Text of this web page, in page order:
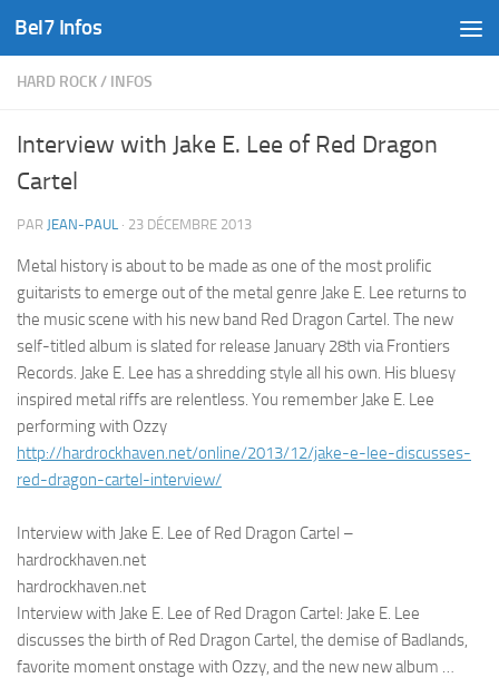
Skip to content
Bel7 Infos
HARD ROCK/ INFOS
Interview with Jake E. Lee of Red Dragon
Cartel
PAR JEAN-PAUL · 23 DÉCEMBRE 2013
Metal history is about to be made as one of the most prolific
guitarists to emerge out of the metal genre Jake E. Lee returns to
the music scene with his new band Red Dragon Cartel. The new
self-titled album is slated for release January 28th via Frontiers
Records. Jake E. Lee has a shredding style all his own. His bluesy
inspired metal riffs are relentless. You remember Jake E. Lee
performing with Ozzy
http://hardrockhaven.net/online/2013/12/jake-e-lee-discusses-
red-dragon-cartel-interview/
Interview with Jake E. Lee of Red Dragon Cartel –
hardrockhaven.net
hardrockhaven.net
Interview with Jake E. Lee of Red Dragon Cartel: Jake E. Lee
discusses the birth of Red Dragon Cartel, the demise of Badlands,
favorite moment onstage with Ozzy, and the new new album …